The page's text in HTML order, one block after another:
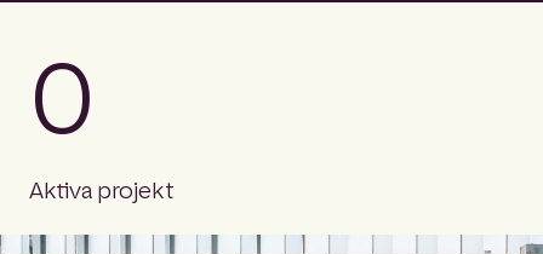
0
Aktiva projekt